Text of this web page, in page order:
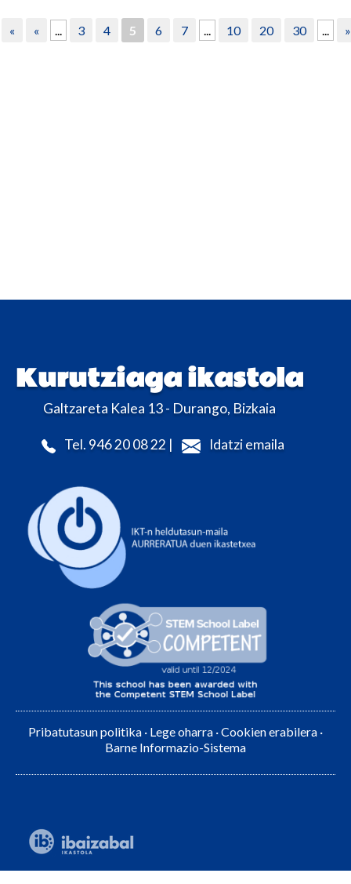
« « ... 3 4 5 6 7 ... 10 20 30 ... »
Kurutziaga ikastola
Galtzareta Kalea 13 - Durango, Bizkaia
Tel. 946 20 08 22 | Idatzi emaila
Pribatutasun politika · Lege oharra ·Cookien erabilera ·
Barne Informazio-Sistema